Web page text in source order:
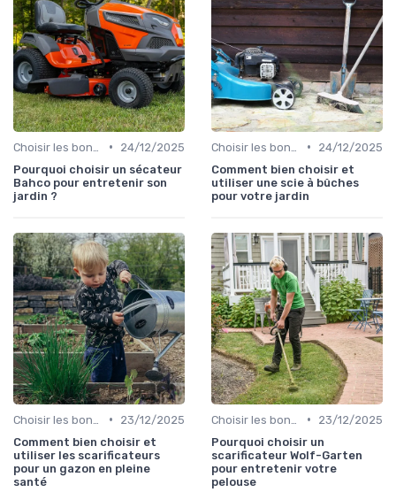
•
24/12/2025
Pourquoi choisir un sécateur
Bahco pour entretenir son
jardin ?
•
24/12/2025
Comment bien choisir et
utiliser une scie à bûches
pour votre jardin
•
23/12/2025
Comment bien choisir et
utiliser les scarificateurs
pour un gazon en pleine
santé
•
23/12/2025
Pourquoi choisir un
scarificateur Wolf-Garten
pour entretenir votre
pelouse